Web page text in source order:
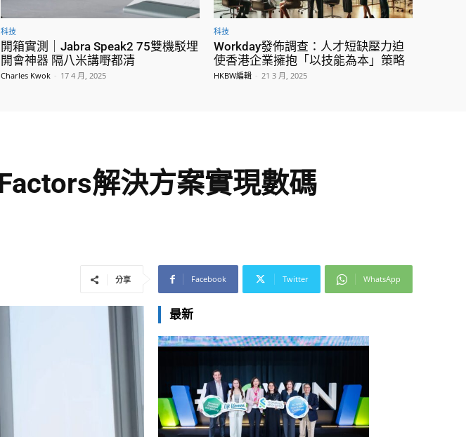
科技
開箱實測｜Jabra Speak2 75雙機駁埋
開會神器 隔八米講嘢都清
Charles Kwok - 17 4 月, 2025
科技
Workday發佈調查：人才短缺壓力迫
使香港企業擁抱「以技能為本」策略
HKBW編輯 - 21 3 月, 2025